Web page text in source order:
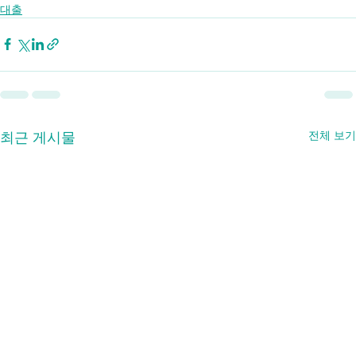
대출
최근 게시물 전체 보기